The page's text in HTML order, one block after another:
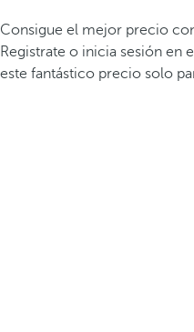
Consigue el mejor precio
Registrate o inicia sesión en
este fantástico precio solo